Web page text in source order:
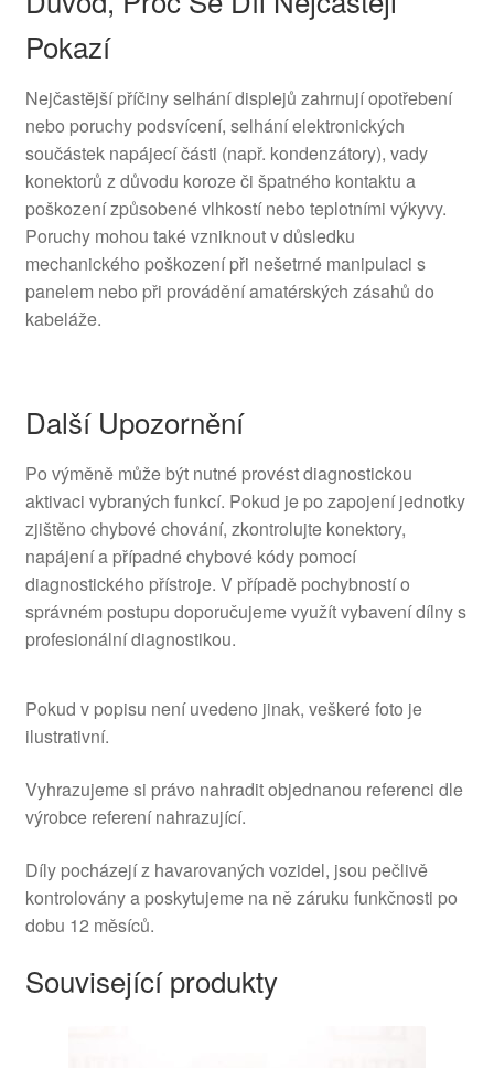
Pokazí
Nejčastější příčiny selhání displejů zahrnují opotřebení
nebo poruchy podsvícení, selhání elektronických
součástek napájecí části (např. kondenzátory), vady
konektorů z důvodu koroze či špatného kontaktu a
poškození způsobené vlhkostí nebo teplotními výkyvy.
Poruchy mohou také vzniknout v důsledku
mechanického poškození při nešetrné manipulaci s
panelem nebo při provádění amatérských zásahů do
kabeláže.
Další Upozornění
Po výměně může být nutné provést diagnostickou
aktivaci vybraných funkcí. Pokud je po zapojení jednotky
zjištěno chybové chování, zkontrolujte konektory,
napájení a případné chybové kódy pomocí
diagnostického přístroje. V případě pochybností o
správném postupu doporučujeme využít vybavení dílny s
profesionální diagnostikou.
Pokud v popisu není uvedeno jinak, veškeré foto je
ilustrativní.
Vyhrazujeme si právo nahradit objednanou referenci dle
výrobce referení nahrazující.
Díly pocházejí z havarovaných vozidel, jsou pečlivě
kontrolovány a poskytujeme na ně záruku funkčnosti po
dobu 12 měsíců.
Související produkty